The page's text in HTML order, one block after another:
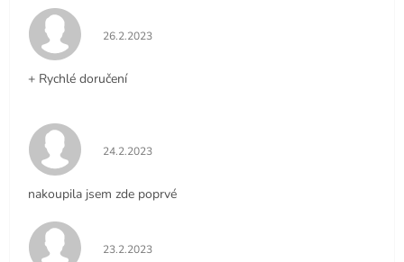
Hodnocení obchodu je 5 z 5 hvězdiček.
26.2.2023
+ Rychlé doručení
Hodnocení obchodu je 5 z 5 hvězdiček.
24.2.2023
nakoupila jsem zde poprvé
Hodnocení obchodu je 5 z 5 hvězdiček.
23.2.2023